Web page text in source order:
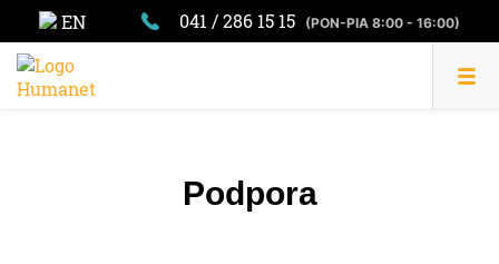
EN 041 / 286 15 15 (PON-PIA 8:00 - 16:00)
Podpora